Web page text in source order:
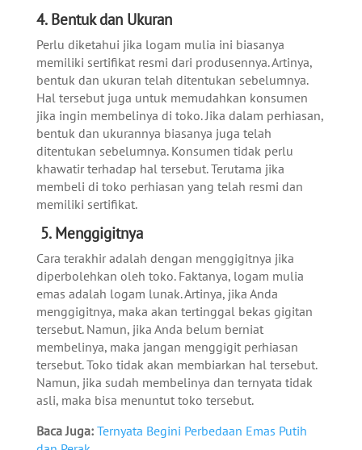
4. Bentuk dan Ukuran
Perlu diketahui jika logam mulia ini biasanya
memiliki sertifikat resmi dari produsennya. Artinya,
bentuk dan ukuran telah ditentukan sebelumnya.
Hal tersebut juga untuk memudahkan konsumen
jika ingin membelinya di toko. Jika dalam perhiasan,
bentuk dan ukurannya biasanya juga telah
ditentukan sebelumnya. Konsumen tidak perlu
khawatir terhadap hal tersebut. Terutama jika
membeli di toko perhiasan yang telah resmi dan
memiliki sertifikat.
5. Menggigitnya
Cara terakhir adalah dengan menggigitnya jika
diperbolehkan oleh toko. Faktanya, logam mulia
emas adalah logam lunak. Artinya, jika Anda
menggigitnya, maka akan tertinggal bekas gigitan
tersebut. Namun, jika Anda belum berniat
membelinya, maka jangan menggigit perhiasan
tersebut. Toko tidak akan membiarkan hal tersebut.
Namun, jika sudah membelinya dan ternyata tidak
asli, maka bisa menuntut toko tersebut.
Baca Juga: Ternyata Begini Perbedaan Emas Putih